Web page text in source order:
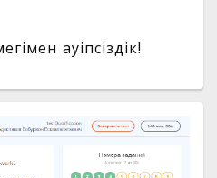
қауіпсіздік!